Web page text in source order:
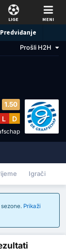
LIGE MENI
Predviđanje
Prošli H2H
1.50
L D
Igrači
Prikaži